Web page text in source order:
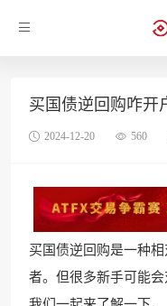
买国债逆回购咋开
2024-12-20 560
买国债逆回购是一种
者。但很多新手可能